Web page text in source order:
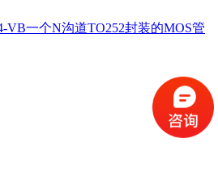
VB一个N沟道TO252封装的MOS管